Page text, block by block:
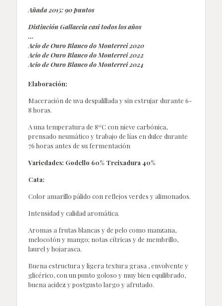
Añada 2015: 90 puntos
Distinción Gallaecia casi todos los años
…
Acio de Ouro Blanco do Monterrei 2020
Acio de Ouro Blanco do Monterrei 2022
Acio de Ouro Blanco do Monterrei 2024
Elaboración:
Maceración de uva despalillada y sin estrujar durante 6-
8 horas.
A una temperatura de 8ºC con nieve carbónica,
prensado neumático y trabajo de lías en dulce durante
76 horas antes de su fermentación
Variedades: Godello 60% Treixadura 40%
Cata:
Color amarillo pálido con reflejos verdes y alimonados.
Intensidad y calidad aromática.
Aromas a frutas blancas y de pelo como manzana,
melocotón y mango; notas cítricas y de membrillo,
laurel y hojarasca.
Buena estructura y ligera textura grasa , envolvente y
glicérico, con un punto goloso y muy bien equilibrado,
buena acidez y postgusto largo y afrutado.